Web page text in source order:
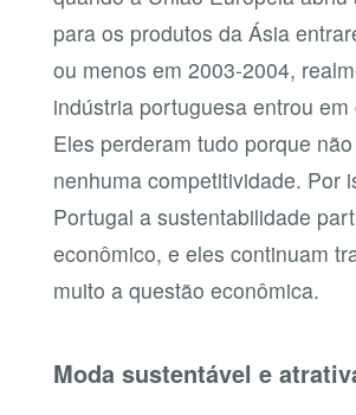
para os produtos da Ásia
ou menos em 2003-2004,
indústria portuguesa entrou em
Eles perderam tudo porque
nenhuma competitividade. Por
Portugal a sustentabilidade
econômico, e eles continuam
muito a questão econômica.
Moda sustentável e